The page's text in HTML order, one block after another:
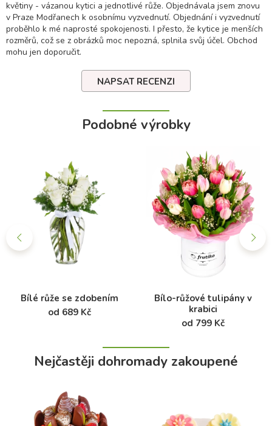
květiny - vázanou kytici a jednotlivé růže. Objednávala jsem znovu
v Praze Modřanech k osobnímu vyzvednutí. Objednání i vyzvednutí
proběhlo k mé naprosté spokojenosti. I přesto, že kytice je menších
rozměrů, což se z obrázků moc nepozná, splnila svůj účel. Obchod
mohu jen doporučit.
NAPSAT RECENZI
Podobné výrobky
Bílé růže se zdobením
od 689 Kč
Bílo-růžové tulipány v
krabici
od 799 Kč
Nejčastěji dohromady zakoupené